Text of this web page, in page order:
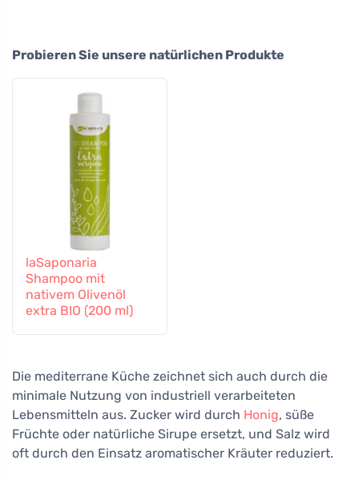
Probieren Sie unsere natürlichen Produkte
laSaponaria
Shampoo mit
nativem Olivenöl
extra BIO (200 ml)
Die mediterrane Küche zeichnet sich auch durch die
minimale Nutzung von industriell verarbeiteten
Lebensmitteln aus. Zucker wird durch Honig, süße
Früchte oder natürliche Sirupe ersetzt, und Salz wird
oft durch den Einsatz aromatischer Kräuter reduziert.